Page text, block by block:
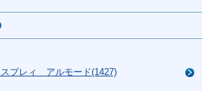
プレィ アルモード(1427)